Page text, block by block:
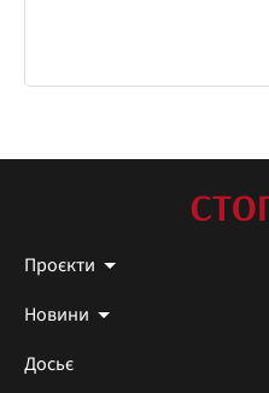
Проєкти
Новини
Досьє